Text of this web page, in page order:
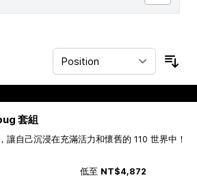
套組
讓自己沉浸在充滿活力和懷舊的 110 世界中！
低至 NT$4,872